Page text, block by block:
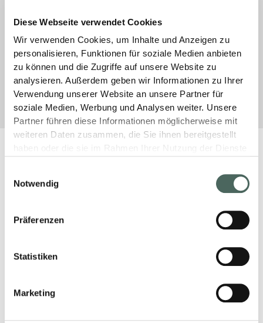
Diese Webseite verwendet Cookies
Wir verwenden Cookies, um Inhalte und Anzeigen zu
personalisieren, Funktionen für soziale Medien anbieten
zu können und die Zugriffe auf unsere Website zu
analysieren. Außerdem geben wir Informationen zu Ihrer
Verwendung unserer Website an unsere Partner für
soziale Medien, Werbung und Analysen weiter. Unsere
Partner führen diese Informationen möglicherweise mit
weiteren Daten zusammen, die Sie ihnen bereitgestellt
haben oder die sie im Rahmen Ihrer Nutzung der Dienste
Notwendig
Präferenzen
Statistiken
Marketing
neue Dimensionen der Gartengestaltung.
3. April 2025 Keine Kommentare